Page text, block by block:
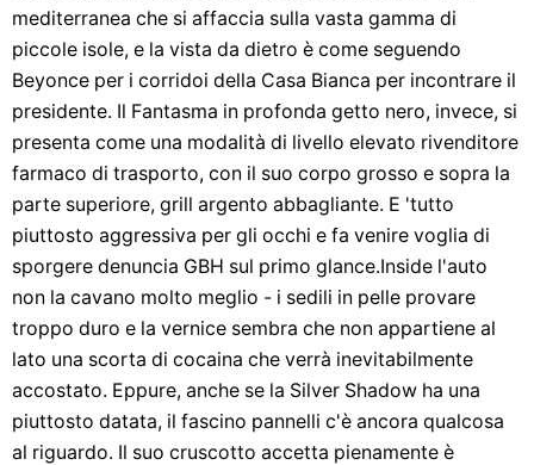
mediterranea che si affaccia sulla vasta gamma di
piccole isole, e la vista da dietro è come seguendo
Beyonce per i corridoi della Casa Bianca per incontrare il
presidente. Il Fantasma in profonda getto nero, invece, si
presenta come una modalità di livello elevato rivenditore
farmaco di trasporto, con il suo corpo grosso e sopra la
parte superiore, grill argento abbagliante. E 'tutto
piuttosto aggressiva per gli occhi e fa venire voglia di
sporgere denuncia GBH sul primo glance.Inside l'auto
non la cavano molto meglio - i sedili in pelle provare
troppo duro e la vernice sembra che non appartiene al
lato una scorta di cocaina che verrà inevitabilmente
accostato. Eppure, anche se la Silver Shadow ha una
piuttosto datata, il fascino pannelli c'è ancora qualcosa
al riguardo. Il suo cruscotto accetta pienamente è